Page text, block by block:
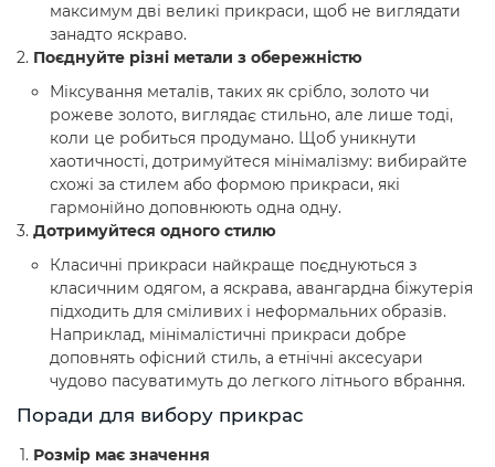
максимум дві великі прикраси, щоб не виглядати
занадто яскраво.
Поєднуйте різні метали з обережністю
Міксування металів, таких як срібло, золото чи
рожеве золото, виглядає стильно, але лише тоді,
коли це робиться продумано. Щоб уникнути
хаотичності, дотримуйтеся мінімалізму: вибирайте
схожі за стилем або формою прикраси, які
гармонійно доповнюють одна одну.
Дотримуйтеся одного стилю
Класичні прикраси найкраще поєднуються з
класичним одягом, а яскрава, авангардна біжутерія
підходить для сміливих і неформальних образів.
Наприклад, мінімалістичні прикраси добре
доповнять офісний стиль, а етнічні аксесуари
чудово пасуватимуть до легкого літнього вбрання.
Поради для вибору прикрас
Розмір має значення